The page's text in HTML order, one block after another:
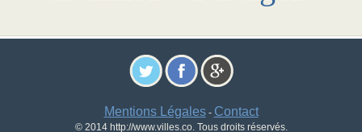
Mentions Légales- Contact
© 2014 http://www.villes.co. Tous droits réservés.